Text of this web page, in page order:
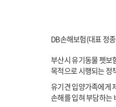
DB손해보험(대표 정
부산시 유기동물 펫보
목적으로 시행되는 정
유기견 입양가족에게
손해를 입혀 부담하는